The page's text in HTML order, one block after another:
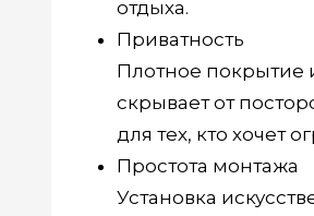
отдыха.
Приватность
Плотное покрытие
скрывает от
для тех, кто хочет
Простота монтажа
Установка